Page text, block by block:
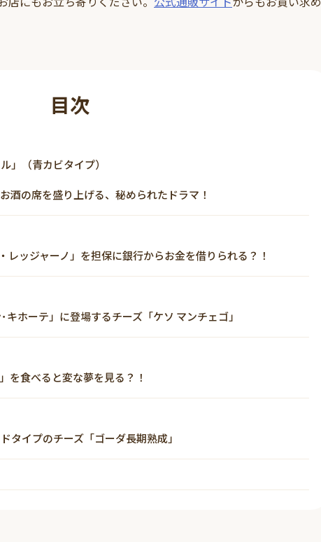
目次
」（青カビタイプ）
酒の席を盛り上げる、秘められたドラマ！
レッジャーノ」を担保に銀行からお金を借りられる？！
ホーテ」に登場するチーズ「ケソ マンチェゴ」
を食べると変な夢を見る？！
タイプのチーズ「ゴーダ長期熟成」